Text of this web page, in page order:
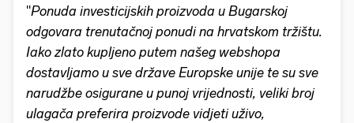
''Ponuda investicijskih proizvoda u Bugarskoj
odgovara trenutačnoj ponudi na hrvatskom tržištu.
Iako zlato kupljeno putem našeg webshopa
dostavljamo u sve države Europske unije te su sve
narudžbe osigurane u punoj vrijednosti, veliki broj
ulagača preferira proizvode vidjeti uživo,